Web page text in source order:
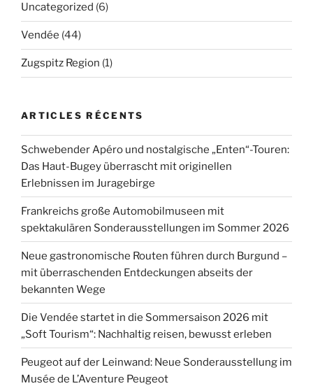
Uncategorized (6)
Vendée (44)
Zugspitz Region (1)
ARTICLES RÉCENTS
Schwebender Apéro und nostalgische „Enten“-Touren:
Das Haut-Bugey überrascht mit originellen
Erlebnissen im Juragebirge
Frankreichs große Automobilmuseen mit
spektakulären Sonderausstellungen im Sommer 2026
Neue gastronomische Routen führen durch Burgund –
mit überraschenden Entdeckungen abseits der
bekannten Wege
Die Vendée startet in die Sommersaison 2026 mit
„Soft Tourism“: Nachhaltig reisen, bewusst erleben
Peugeot auf der Leinwand: Neue Sonderausstellung im
Musée de L’Aventure Peugeot